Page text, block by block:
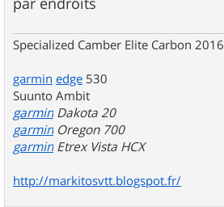
e
Specialized Camber Elite Carbon 2016
garmin edge 530
Suunto Ambit
garmin Dakota 20
garmin Oregon 700
garmin Etrex Vista HCX
http://markitosvtt.blogspot.fr/